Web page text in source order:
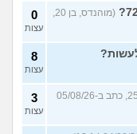
8
עצות
17
עצות
(מוהנדס, בן 20,
0
עצות
8
עצות
(אנונימי, בן 25, כתב ב-05/08/26
3
עצות